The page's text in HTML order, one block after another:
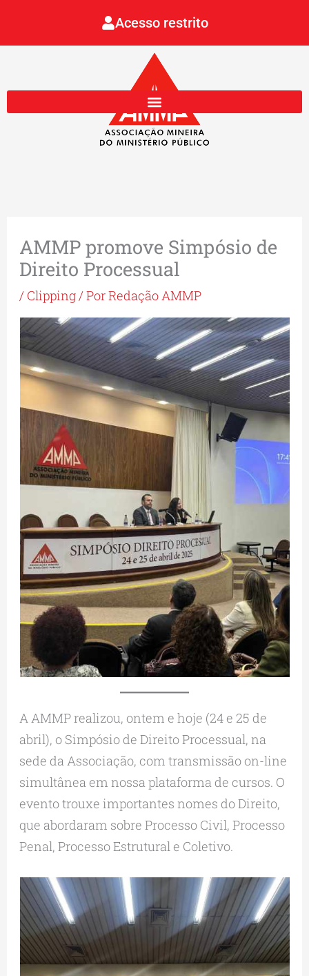
Acesso restrito
AMMP promove Simpósio de
Direito Processual
/ Clipping/ PorRedação AMMP
A AMMP realizou, ontem e hoje (24 e 25 de
abril), o Simpósio de Direito Processual, na
sede da Associação, com transmissão on-line
simultânea em nossa plataforma de cursos. O
evento trouxe importantes nomes do Direito,
que abordaram sobre Processo Civil, Processo
Penal, Processo Estrutural e Coletivo.